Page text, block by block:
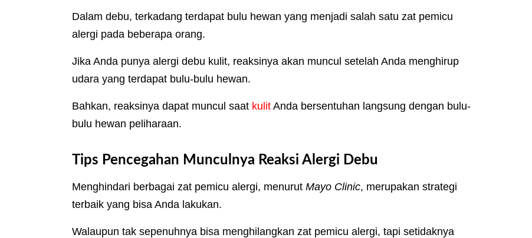
Dalam debu, terkadang terdapat bulu hewan yang menjadi salah satu zat pemicu
alergi pada beberapa orang.
Jika Anda punya alergi debu kulit, reaksinya akan muncul setelah Anda menghirup
udara yang terdapat bulu-bulu hewan.
Bahkan, reaksinya dapat muncul saat kulit Anda bersentuhan langsung dengan bulu-
bulu hewan peliharaan.
Tips Pencegahan Munculnya Reaksi Alergi Debu
Menghindari berbagai zat pemicu alergi, menurut Mayo Clinic, merupakan strategi
terbaik yang bisa Anda lakukan.
Walaupun tak sepenuhnya bisa menghilangkan zat pemicu alergi, tapi setidaknya